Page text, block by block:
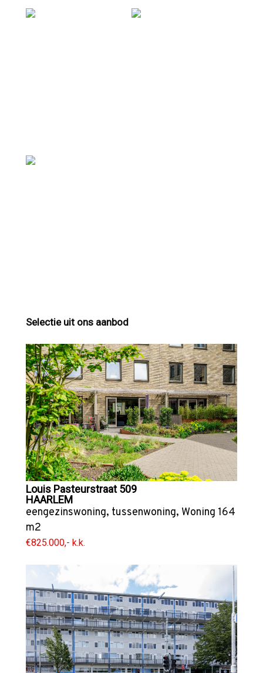
Selectie uit ons aanbod
Louis Pasteurstraat 509
HAARLEM
eengezinswoning, tussenwoning, Woning 164
m2
€825.000,- k.k.